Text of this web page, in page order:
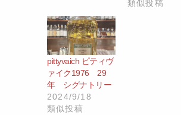
類似投稿
pittyvaich ピティヴ
ァイク1976 29
年 シグナトリー
2024/9/18
類似投稿